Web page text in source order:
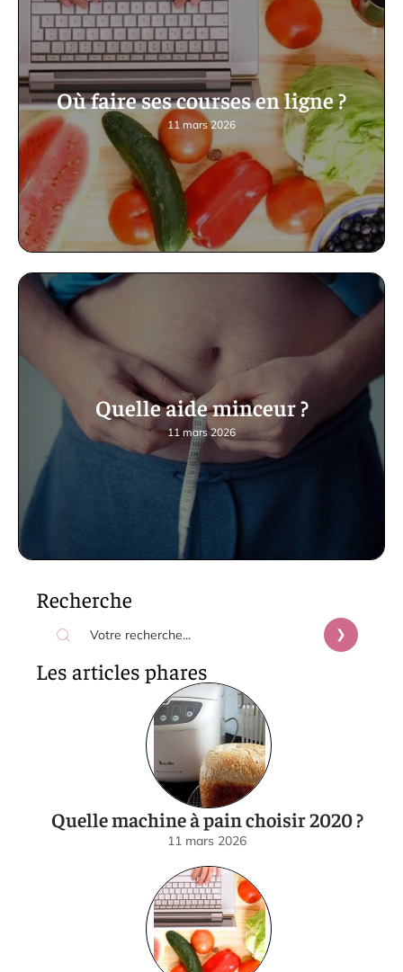
Où faire ses courses en ligne ?
11 mars 2026
Quelle aide minceur ?
11 mars 2026
Recherche
Les articles phares
Quelle machine à pain choisir 2020 ?
11 mars 2026